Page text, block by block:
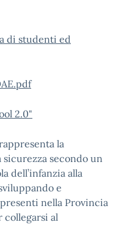
di studenti ed
2.0"
la
secondo un
dell’infanzia alla
e
nella Provincia
collegarsi al